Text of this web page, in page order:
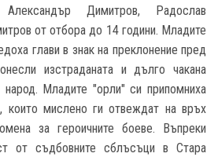
Александър Димитров, Радослав
от отбора до 14 години. Младите
глави в знак на преклонение пред
изстраданата и дълго чакана
народ. Младите "орли" си припомниха
които мислено ги отвеждат на връх
за героичните боеве. Въпреки
от съдбовните сблъсъци в Стара